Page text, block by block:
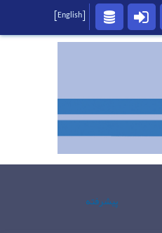
پیشرفته
[English]